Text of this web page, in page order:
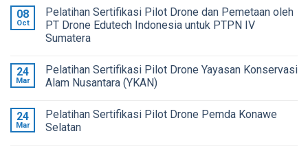
08
Oct
Pelatihan Sertifikasi Pilot Drone dan Pemetaan oleh
PT Drone Edutech Indonesia untuk PTPN IV
Sumatera
24
Mar
Pelatihan Sertifikasi Pilot Drone Yayasan Konservasi
Alam Nusantara (YKAN)
24
Mar
Pelatihan Sertifikasi Pilot Drone Pemda Konawe
Selatan